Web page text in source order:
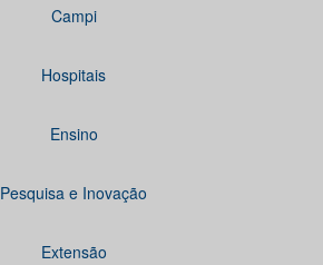
Campi
Hospitais
Ensino
Pesquisa e Inovação
Extensão